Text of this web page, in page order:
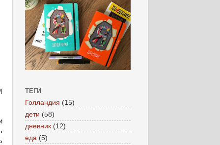
ТЕГИ
Голландия (15)
дети (58)
дневник (12)
еда (5)